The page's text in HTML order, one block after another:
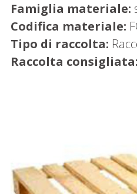
Famiglia materiale:
Codifica materiale:
Tipo di raccolta:
Raccolta consigliata: